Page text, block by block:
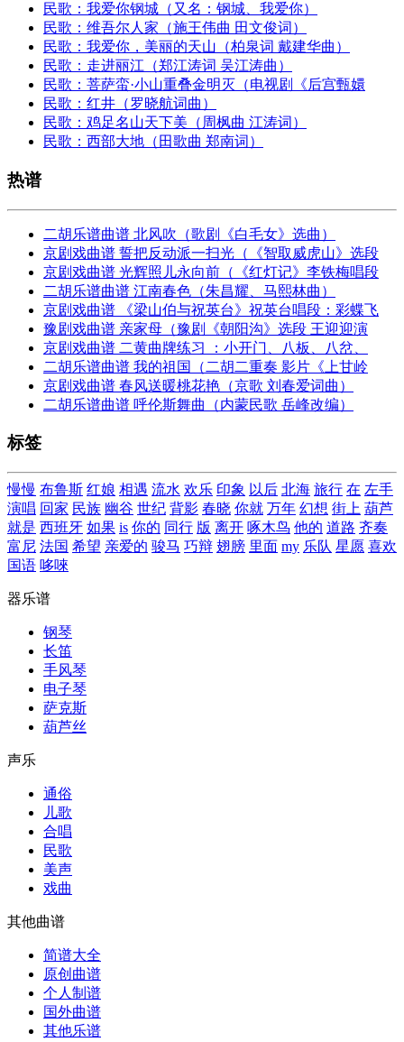
民歌：我爱你钢城（又名：钢城、我爱你）
民歌：维吾尔人家（施王伟曲 田文俊词）
民歌：我爱你，美丽的天山（柏泉词 戴建华曲）
民歌：走进丽江（郑江涛词 吴江涛曲）
民歌：菩萨蛮·小山重叠金明灭（电视剧《后宫甄嬛
民歌：红井（罗晓航词曲）
民歌：鸡足名山天下美（周枫曲 江涛词）
民歌：西部大地（田歌曲 郑南词）
热谱
二胡乐谱曲谱 北风吹（歌剧《白毛女》选曲）
京剧戏曲谱 誓把反动派一扫光（《智取威虎山》选段
京剧戏曲谱 光辉照儿永向前（《红灯记》李铁梅唱段
二胡乐谱曲谱 江南春色（朱昌耀、马熙林曲）
京剧戏曲谱 《梁山伯与祝英台》祝英台唱段：彩蝶飞
豫剧戏曲谱 亲家母（豫剧《朝阳沟》选段 王迎迎演
京剧戏曲谱 二黄曲牌练习 ：小开门、八板、八岔、
二胡乐谱曲谱 我的祖国（二胡二重奏 影片《上甘岭
京剧戏曲谱 春风送暖桃花艳（京歌 刘春爱词曲）
二胡乐谱曲谱 呼伦斯舞曲（内蒙民歌 岳峰改编）
标签
慢慢 布鲁斯 红娘 相遇 流水 欢乐 印象 以后 北海 旅行 在 左手
演唱 回家 民族 幽谷 世纪 背影 春晓 你就 万年 幻想 街上 葫芦
就是 西班牙 如果 is 你的 同行 版 离开 啄木鸟 他的 道路 齐奏
富尼 法国 希望 亲爱的 骏马 巧辩 翅膀 里面 my 乐队 星愿 喜欢
国语 哆唻
器乐谱
钢琴
长笛
手风琴
电子琴
萨克斯
葫芦丝
声乐
通俗
儿歌
合唱
民歌
美声
戏曲
其他曲谱
简谱大全
原创曲谱
个人制谱
国外曲谱
其他乐谱